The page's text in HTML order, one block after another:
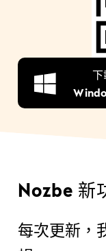
下
Nozbe 新
每次更新，